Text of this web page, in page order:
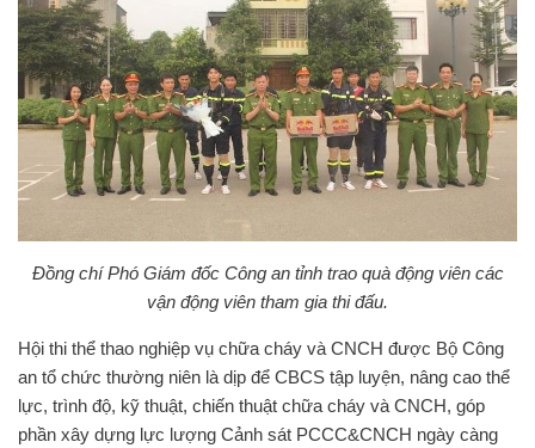
Đồng chí Phó Giám đốc Công an tỉnh trao quà động viên các
vận động viên tham gia thi đấu.
Hội thi thể thao nghiệp vụ chữa cháy và CNCH được Bộ Công
an tổ chức thường niên là dịp để CBCS tập luyện, nâng cao thể
lực, trình độ, kỹ thuật, chiến thuật chữa cháy và CNCH, góp
phần xây dựng lực lượng Cảnh sát PCCC&CNCH ngày càng